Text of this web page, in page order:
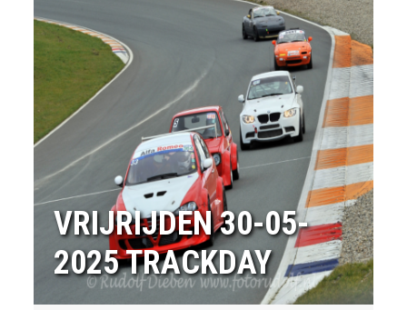
VRIJRIJDEN 30-05-
2025 TRACKDAY